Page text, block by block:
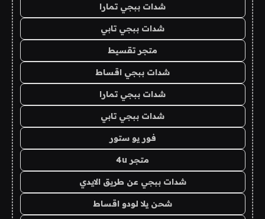
شدات ببجي تمارا
شدات ببجي تابي
متجر تقسيط
شدات ببجي اقساط
شدات ببجي تمارا
شدات ببجي تابي
فور يو ستور
متجر 4u
شدات ببجي عن طريق الايدي
شحن يلا لودو اقساط